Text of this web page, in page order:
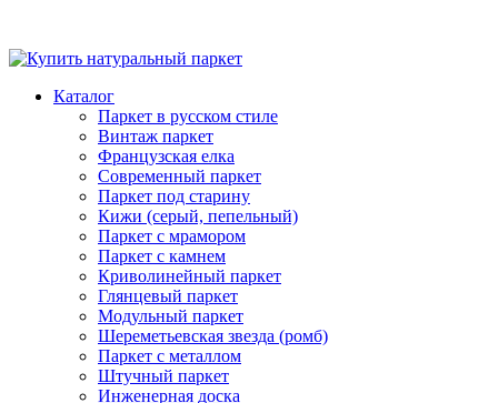
Каталог
Паркет в русском стиле
Винтаж паркет
Французская елка
Современный паркет
Паркет под старину
Кижи (серый, пепельный)
Паркет с мрамором
Паркет с камнем
Криволинейный паркет
Глянцевый паркет
Модульный паркет
Шереметьевская звезда (ромб)
Паркет с металлом
Штучный паркет
Инженерная доска